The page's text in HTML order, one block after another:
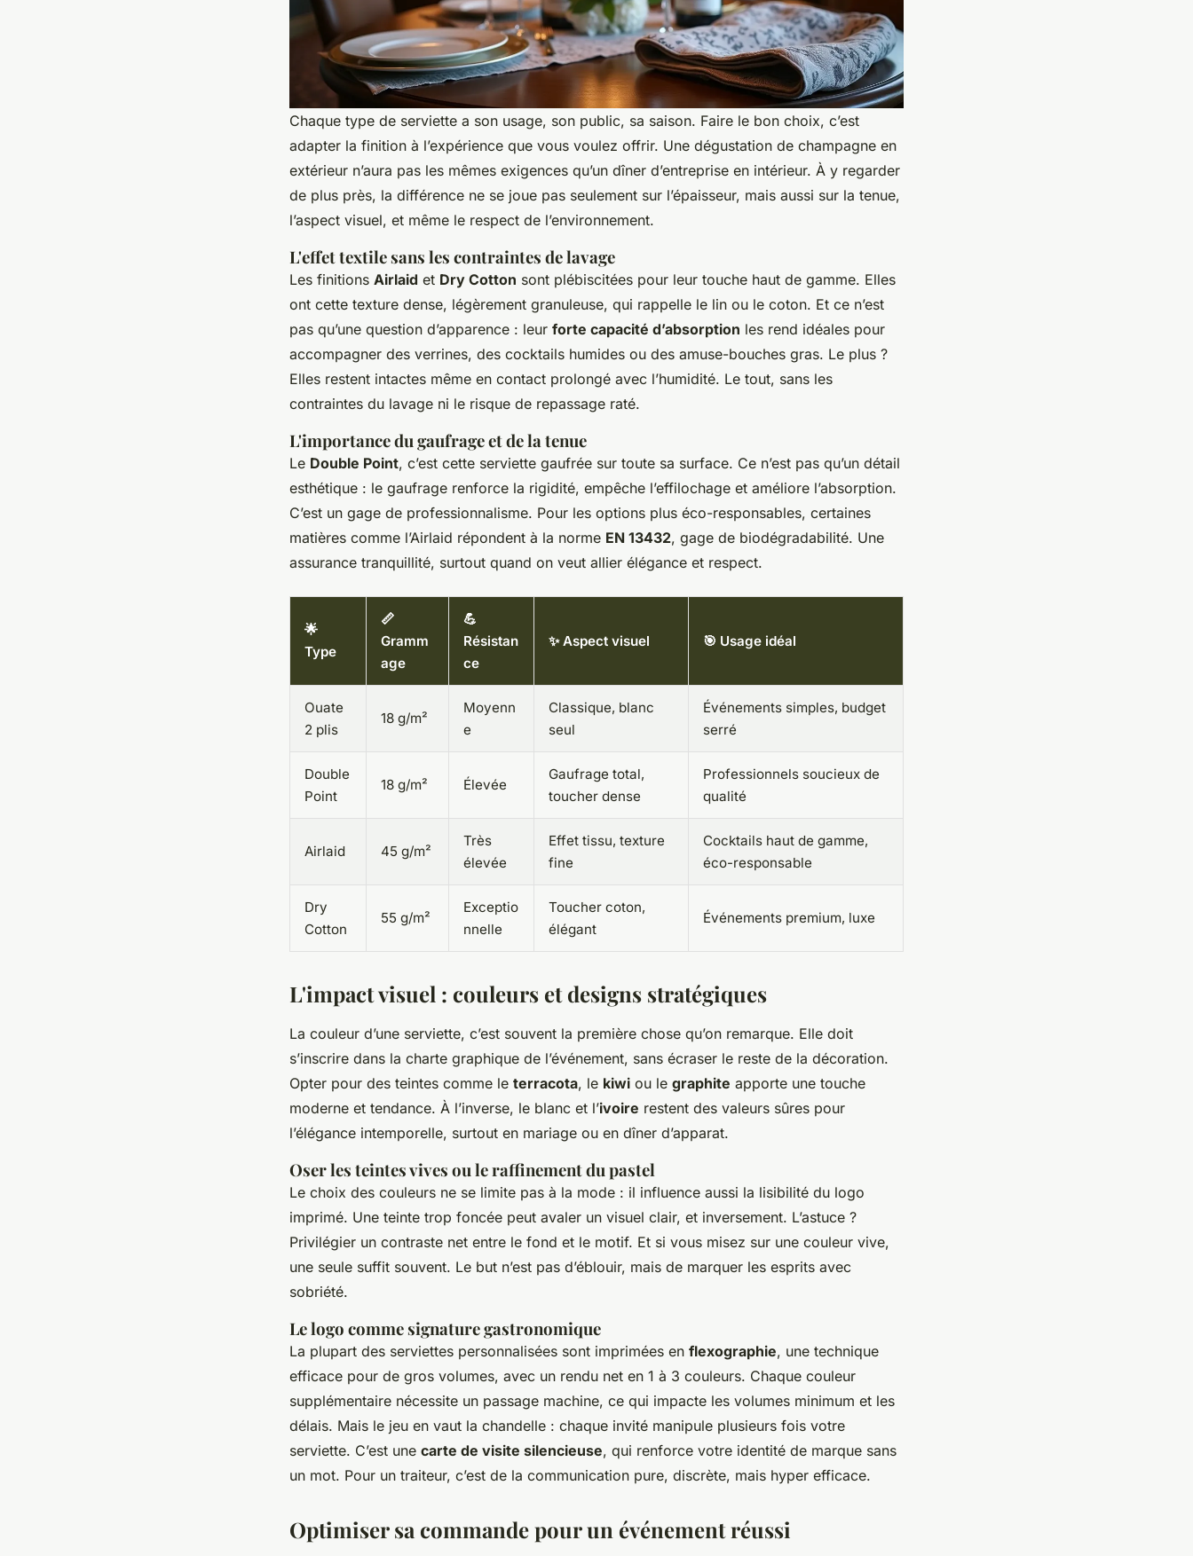
Chaque type de serviette a son usage, son public, sa saison. Faire le bon choix, c’est
adapter la finition à l’expérience que vous voulez offrir. Une dégustation de champagne en
extérieur n’aura pas les mêmes exigences qu’un dîner d’entreprise en intérieur. À y regarder
de plus près, la différence ne se joue pas seulement sur l’épaisseur, mais aussi sur la tenue,
l’aspect visuel, et même le respect de l’environnement.
L'effet textile sans les contraintes de lavage
Les finitions Airlaid et Dry Cotton sont plébiscitées pour leur touche haut de gamme. Elles
ont cette texture dense, légèrement granuleuse, qui rappelle le lin ou le coton. Et ce n’est
pas qu’une question d’apparence : leur forte capacité d’absorption les rend idéales pour
accompagner des verrines, des cocktails humides ou des amuse-bouches gras. Le plus ?
Elles restent intactes même en contact prolongé avec l’humidité. Le tout, sans les
contraintes du lavage ni le risque de repassage raté.
L'importance du gaufrage et de la tenue
Le Double Point, c’est cette serviette gaufrée sur toute sa surface. Ce n’est pas qu’un détail
esthétique : le gaufrage renforce la rigidité, empêche l’effilochage et améliore l’absorption.
C’est un gage de professionnalisme. Pour les options plus éco-responsables, certaines
matières comme l’Airlaid répondent à la norme EN 13432, gage de biodégradabilité. Une
assurance tranquillité, surtout quand on veut allier élégance et respect.
🌟
Type
📏
Gramm
age
💪
Résistan
ce
✨ Aspect visuel 🎯 Usage idéal
Ouate
2 plis
18 g/m²
Moyenn
e
Classique, blanc
seul
Événements simples, budget
serré
Double
Point
18 g/m² Élevée
Gaufrage total,
toucher dense
Professionnels soucieux de
qualité
Airlaid 45 g/m²
Très
élevée
Effet tissu, texture
fine
Cocktails haut de gamme,
éco-responsable
Dry
Cotton
55 g/m²
Exceptio
nnelle
Toucher coton,
élégant
Événements premium, luxe
L'impact visuel : couleurs et designs stratégiques
La couleur d’une serviette, c’est souvent la première chose qu’on remarque. Elle doit
s’inscrire dans la charte graphique de l’événement, sans écraser le reste de la décoration.
Opter pour des teintes comme le terracota, le kiwi ou le graphite apporte une touche
moderne et tendance. À l’inverse, le blanc et l’ivoire restent des valeurs sûres pour
l’élégance intemporelle, surtout en mariage ou en dîner d’apparat.
Oser les teintes vives ou le raffinement du pastel
Le choix des couleurs ne se limite pas à la mode : il influence aussi la lisibilité du logo
imprimé. Une teinte trop foncée peut avaler un visuel clair, et inversement. L’astuce ?
Privilégier un contraste net entre le fond et le motif. Et si vous misez sur une couleur vive,
une seule suffit souvent. Le but n’est pas d’éblouir, mais de marquer les esprits avec
sobriété.
Le logo comme signature gastronomique
La plupart des serviettes personnalisées sont imprimées en flexographie, une technique
efficace pour de gros volumes, avec un rendu net en 1 à 3 couleurs. Chaque couleur
supplémentaire nécessite un passage machine, ce qui impacte les volumes minimum et les
délais. Mais le jeu en vaut la chandelle : chaque invité manipule plusieurs fois votre
serviette. C’est une carte de visite silencieuse, qui renforce votre identité de marque sans
un mot. Pour un traiteur, c’est de la communication pure, discrète, mais hyper efficace.
Optimiser sa commande pour un événement réussi